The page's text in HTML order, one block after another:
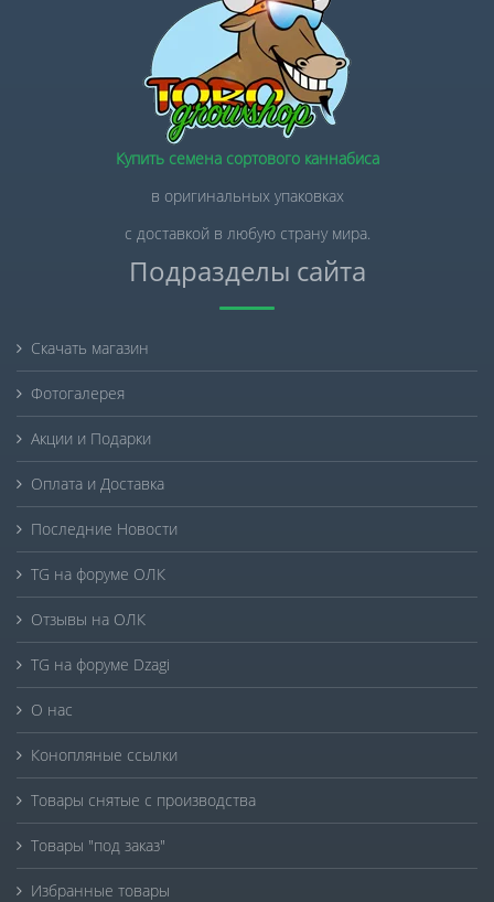
Купить семена сортового каннабиса
в оригинальных упаковках
с доставкой в любую страну мира.
Подразделы сайта
Скачать магазин
Фотогалерея
Акции и Подарки
Оплата и Доставка
Последние Новости
TG на форуме ОЛК
Отзывы на ОЛК
TG на форуме Dzagi
О нас
Конопляные ссылки
Товары снятые с производства
Товары "под заказ"
Избранные товары